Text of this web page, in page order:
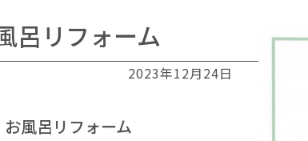
リフォーム
2023年12月24日
風呂リフォーム